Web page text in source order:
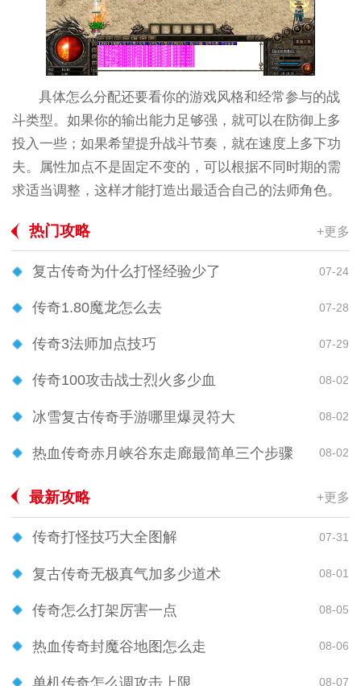
具体怎么分配还要看你的游戏风格和经常参与的战
斗类型。如果你的输出能力足够强，就可以在防御上多
投入一些；如果希望提升战斗节奏，就在速度上多下功
夫。属性加点不是固定不变的，可以根据不同时期的需
求适当调整，这样才能打造出最适合自己的法师角色。
热门攻略 +更多
复古传奇为什么打怪经验少了 07-24
传奇1.80魔龙怎么去 07-28
传奇3法师加点技巧 07-29
传奇100攻击战士烈火多少血 08-02
冰雪复古传奇手游哪里爆灵符大 08-02
热血传奇赤月峡谷东走廊最简单三个步骤 08-02
最新攻略 +更多
传奇打怪技巧大全图解 07-31
复古传奇无极真气加多少道术 08-01
传奇怎么打架厉害一点 08-05
热血传奇封魔谷地图怎么走 08-06
单机传奇怎么调攻击上限 08-07